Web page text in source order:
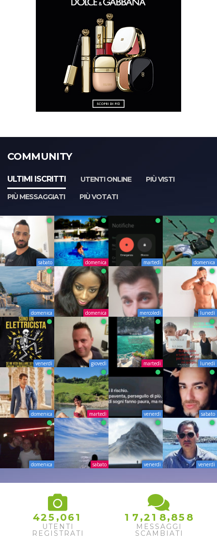
COMMUNITY
ULTIMI ISCRITTI UTENTI ONLINE
PIÙ VISTI
PIÙ MESSAGGIATI
PIÙ VOTATI
sabato domenica martedì domenica
domenica domenica mercoledì lunedì
venerdì giovedì martedì lunedì
domenica martedì venerdì sabato
domenica sabato venerdì venerdì
425 ,061
UTENTI
REGISTRATI
1 7 ,2 1 8,85 8
MESSAGGI
SCAMBIATI